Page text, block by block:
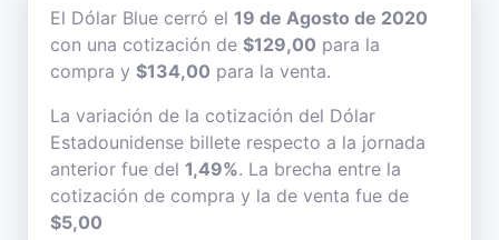
El Dólar Blue cerró el 19 de Agosto de 2020
con una cotización de $129,00 para la
compra y $134,00 para la venta.
La variación de la cotización del Dólar
Estadounidense billete respecto a la jornada
anterior fue del 1,49%. La brecha entre la
cotización de compra y la de venta fue de
$5,00